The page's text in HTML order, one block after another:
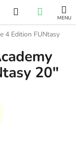
Hľadať
KOŠÍK
4 Edition FUNtasy
20"